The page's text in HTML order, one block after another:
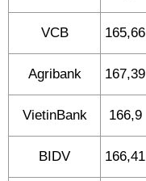
VCB 165,66
Agribank 167,39
VietinBank 166,9
BIDV 166,41